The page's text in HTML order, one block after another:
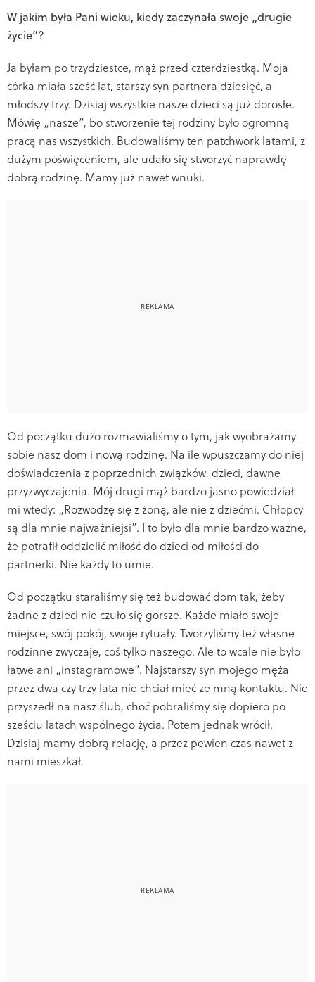
W jakim była Pani wieku, kiedy zaczynała swoje „drugie
życie”?
Ja byłam po trzydziestce, mąż przed czterdziestką. Moja
córka miała sześć lat, starszy syn partnera dziesięć, a
młodszy trzy. Dzisiaj wszystkie nasze dzieci są już dorosłe.
Mówię „nasze”, bo stworzenie tej rodziny było ogromną
pracą nas wszystkich. Budowaliśmy ten patchwork latami, z
dużym poświęceniem, ale udało się stworzyć naprawdę
dobrą rodzinę. Mamy już nawet wnuki.
Od początku dużo rozmawialiśmy o tym, jak wyobrażamy
sobie nasz dom i nową rodzinę. Na ile wpuszczamy do niej
doświadczenia z poprzednich związków, dzieci, dawne
przyzwyczajenia. Mój drugi mąż bardzo jasno powiedział
mi wtedy: „Rozwodzę się z żoną, ale nie z dziećmi. Chłopcy
są dla mnie najważniejsi”. I to było dla mnie bardzo ważne,
że potrafił oddzielić miłość do dzieci od miłości do
partnerki. Nie każdy to umie.
Od początku staraliśmy się też budować dom tak, żeby
żadne z dzieci nie czuło się gorsze. Każde miało swoje
miejsce, swój pokój, swoje rytuały. Tworzyliśmy też własne
rodzinne zwyczaje, coś tylko naszego. Ale to wcale nie było
łatwe ani „instagramowe”. Najstarszy syn mojego męża
przez dwa czy trzy lata nie chciał mieć ze mną kontaktu. Nie
przyszedł na nasz ślub, choć pobraliśmy się dopiero po
sześciu latach wspólnego życia. Potem jednak wrócił.
Dzisiaj mamy dobrą relację, a przez pewien czas nawet z
nami mieszkał.